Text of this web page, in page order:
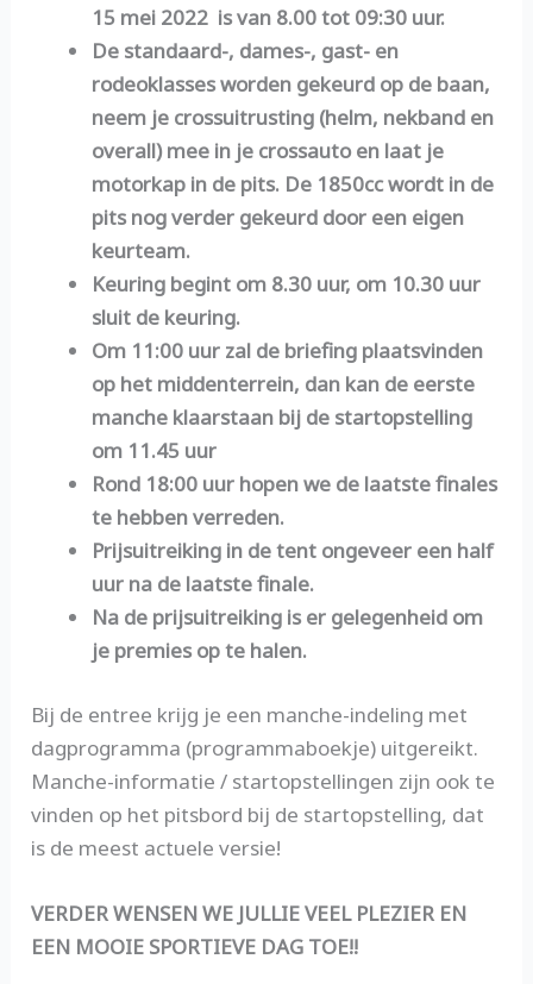
15 mei 2022 is van 8.00 tot 09:30 uur.
De standaard-, dames-, gast- en
rodeoklasses worden gekeurd op de baan,
neem je crossuitrusting (helm, nekband en
overall) mee in je crossauto en laat je
motorkap in de pits. De 1850cc wordt in de
pits nog verder gekeurd door een eigen
keurteam.
Keuring begint om 8.30 uur, om 10.30 uur
sluit de keuring.
Om 11:00 uur zal de briefing plaatsvinden
op het middenterrein, dan kan de eerste
manche klaarstaan bij de startopstelling
om 11.45 uur
Rond 18:00 uur hopen we de laatste finales
te hebben verreden.
Prijsuitreiking in de tent ongeveer een half
uur na de laatste finale.
Na de prijsuitreiking is er gelegenheid om
je premies op te halen.
Bij de entree krijg je een manche-indeling met
dagprogramma (programmaboekje) uitgereikt.
Manche-informatie / startopstellingen zijn ook te
vinden op het pitsbord bij de startopstelling, dat
is de meest actuele versie!
VERDER WENSEN WE JULLIE VEEL PLEZIER EN
EEN MOOIE SPORTIEVE DAG TOE!!